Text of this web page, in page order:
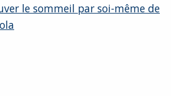
le sommeil par soi-même de